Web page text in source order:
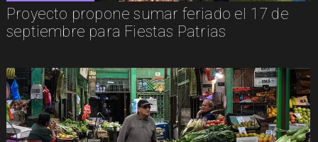
Proyecto propone sumar feriado el 17 de
septiembre para Fiestas Patrias